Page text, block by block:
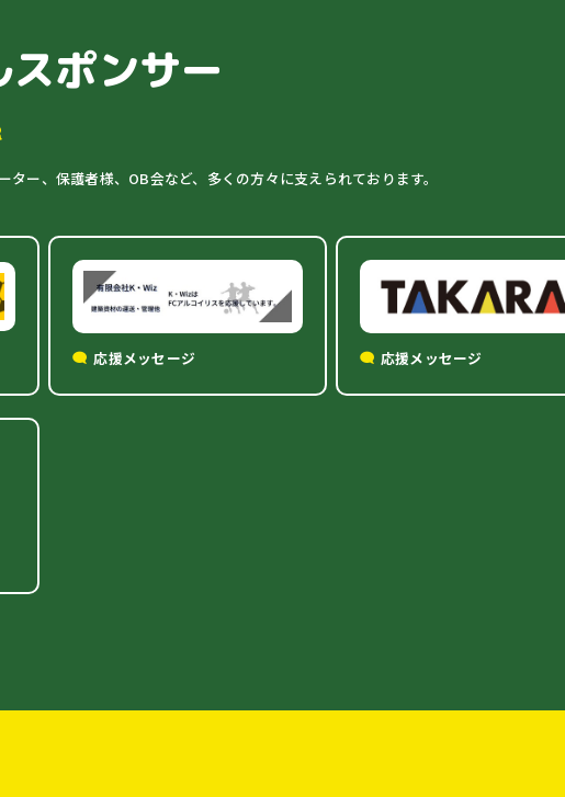
ポンサー
ー、保護者様、OB会など、多くの方々に支えられております。
応援メッセージ 応援メッセージ